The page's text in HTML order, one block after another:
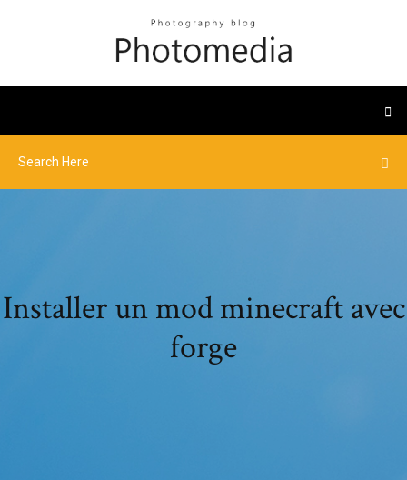
Installer un mod minecraft avec
forge